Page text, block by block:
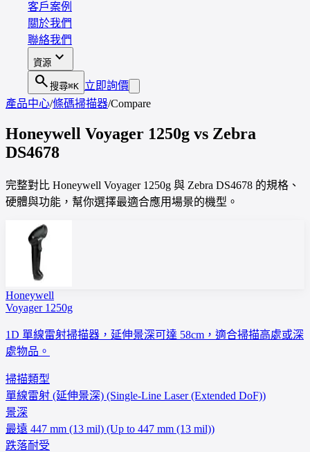
客戶案例
關於我們
聯絡我們
資源 expand_more
search 搜尋⌘K 立即詢價
產品中心/條碼掃描器/Compare
Honeywell Voyager 1250g vs Zebra
DS4678
完整對比 Honeywell Voyager 1250g 與 Zebra DS4678 的規格、
硬體與功能，幫你選擇最適合應用場景的機型。
Honeywell
Voyager 1250g
1D 單線雷射掃描器，延伸景深可達 58cm，適合掃描高處或深
處物品。
掃描類型
單線雷射 (延伸景深) (Single-Line Laser (Extended DoF))
景深
最遠 447 mm (13 mil) (Up to 447 mm (13 mil))
跌落耐受